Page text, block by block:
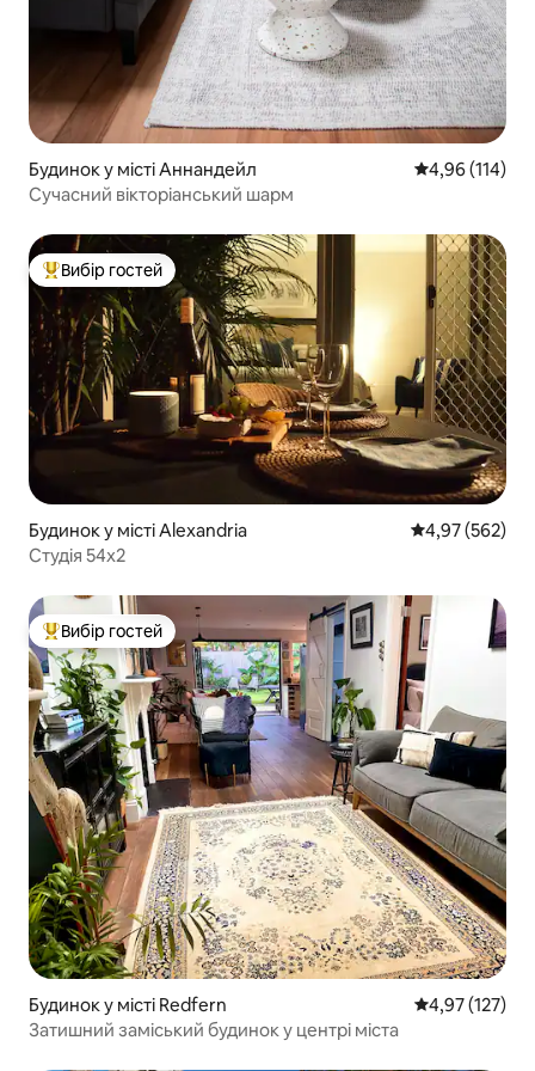
Будинок у місті Аннандейл Середня
4,96 (114)
Сучасний вікторіанський шарм
Топ вибір гостей
Вибір гостей
Будинок у місті Alexandria Середня
4,97 (562)
Студія 54x2
Топ вибір гостей
Вибір гостей
Будинок у місті Redfern Середня
4,97 (127)
Затишний заміський будинок у центрі міста